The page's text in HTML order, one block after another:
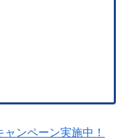
ンペーン実施中！